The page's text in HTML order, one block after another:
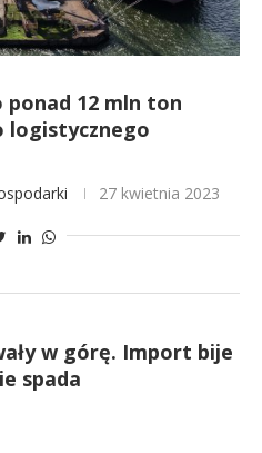
ponad 12 mln ton
logistycznego
27 kwietnia 2023
w górę. Import bije
spada